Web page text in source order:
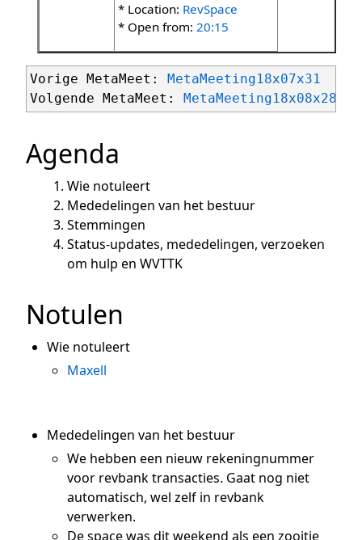
* Location: RevSpace
* Open from: 20:15
Vorige MetaMeet:
MetaMeeting18x07x31
Volgende MetaMeet:
MetaMeeting18x08x28
Agenda
Wie notuleert
Mededelingen van het bestuur
Stemmingen
Status-updates, mededelingen, verzoeken
om hulp en WVTTK
Notulen
Wie notuleert
Maxell
Mededelingen van het bestuur
We hebben een nieuw rekeningnummer
voor revbank transacties. Gaat nog niet
automatisch, wel zelf in revbank
verwerken.
De space was dit weekend als een zooitje